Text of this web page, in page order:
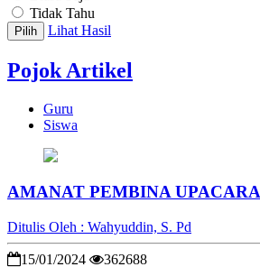
Tidak Tahu
Pilih Lihat Hasil
Pojok Artikel
Guru
Siswa
AMANAT PEMBINA UPACARA
Ditulis Oleh : Wahyuddin, S. Pd
15/01/2024 362688